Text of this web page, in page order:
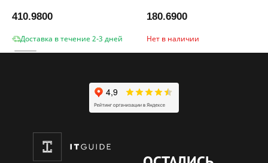
410.9800
Доставка в течение 2-3 дней
180.6900
Нет в наличии